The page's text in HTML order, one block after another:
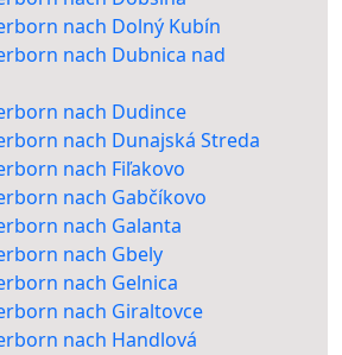
nach Dolný Kubín
nach Dubnica nad
nach Dudince
nach Dunajská Streda
nach Fiľakovo
nach Gabčíkovo
nach Galanta
nach Gbely
nach Gelnica
nach Giraltovce
nach Handlová